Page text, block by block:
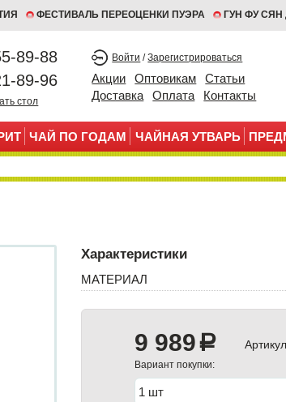
ФЕСТИВАЛЬ ПЕРЕОЦЕНКИ ПУЭРА ГУН ФУ
89-88
89-96
стол
Войти /Зарегистрироваться
Акции Оптовикам
Статьи
Доставка
Оплата Контакты
ЧАЙ ПО ГОДАМ ЧАЙНАЯ УТВАРЬ
Характеристики
МАТЕРИАЛ
9 989 a
Вариант покупки: